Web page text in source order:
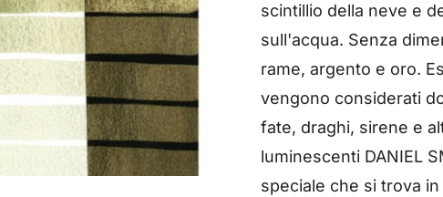
scintillio della neve e
sull'acqua. Senza
rame, argento e oro.
vengono considerati
fate, draghi, sirene e
luminescenti DANIEL
speciale che si trova